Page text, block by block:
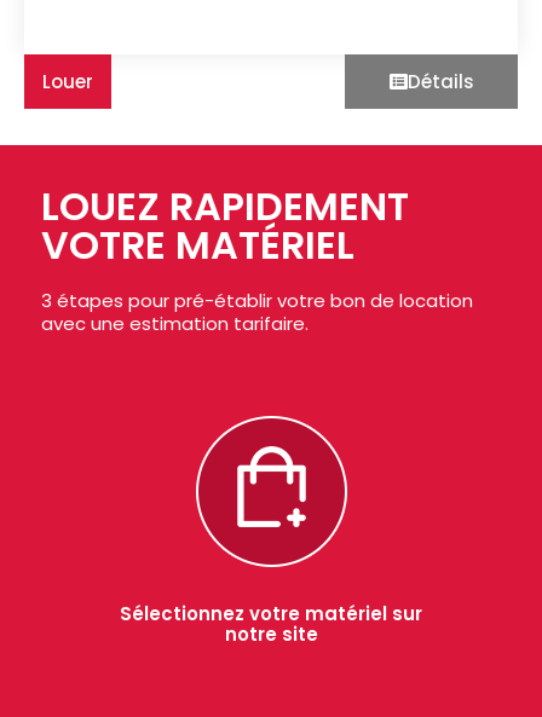
Louer Détails
LOUEZ RAPIDEMENT
VOTRE MATÉRIEL
3 étapes pour pré-établir votre bon de location
avec une estimation tarifaire.
Sélectionnez votre matériel sur
notre site